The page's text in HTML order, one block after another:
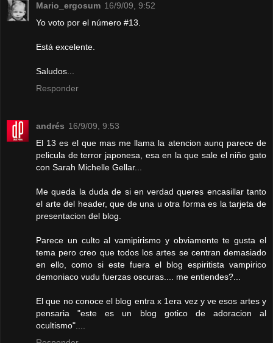
Mario_ergosum 16/9/09, 9:52
Yo voto por el número #13.
Está excelente.
Saludos...
Responder
andrés 16/9/09, 9:53
El 13 es el que mas me llama la atencion aunq parece de
pelicula de terror japonesa, esa en la que sale el niño gato
con Sarah Michelle Gellar...
Me queda la duda de si en verdad queres encasillar tanto
el arte del header, que de una u otra forma es la tarjeta de
presentacion del blog.
Parece un culto al vamipirismo y obviamente te gusta el
tema pero creo que todos los artes se centran demasiado
en ello, como si este fuera el blog espiritista vampirico
demoniaco vudu fuerzas oscuras.... me entiendes?...
El que no conoce el blog entra x 1era vez y ve esos artes y
pensaria "este es un blog gotico de adoracion al
ocultismo"....